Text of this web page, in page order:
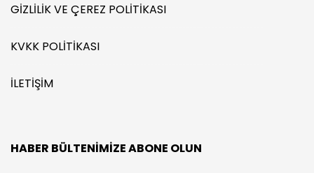
GIZLILIK VE ÇEREZ POLITIKASI
KVKK POLITIKASI
İLETIŞIM
HABER BÜLTENIMIZE ABONE OLUN